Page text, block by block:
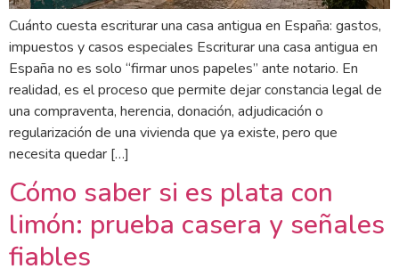
Cuánto cuesta escriturar una casa antigua en España: gastos,
impuestos y casos especiales Escriturar una casa antigua en
España no es solo “firmar unos papeles” ante notario. En
realidad, es el proceso que permite dejar constancia legal de
una compraventa, herencia, donación, adjudicación o
regularización de una vivienda que ya existe, pero que
necesita quedar […]
Cómo saber si es plata con
limón: prueba casera y señales
fiables